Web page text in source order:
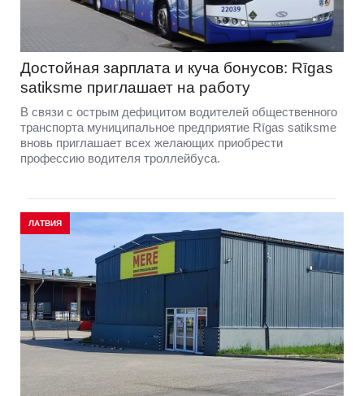
Достойная зарплата и куча бонусов: Rīgas
satiksme приглашает на работу
В связи с острым дефицитом водителей общественного
транспорта муниципальное предприятие Rīgas satiksme
вновь приглашает всех желающих приобрести
профессию водителя троллейбуса.
ЛАТВИЯ